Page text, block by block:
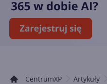
CentrumXP Artykuły